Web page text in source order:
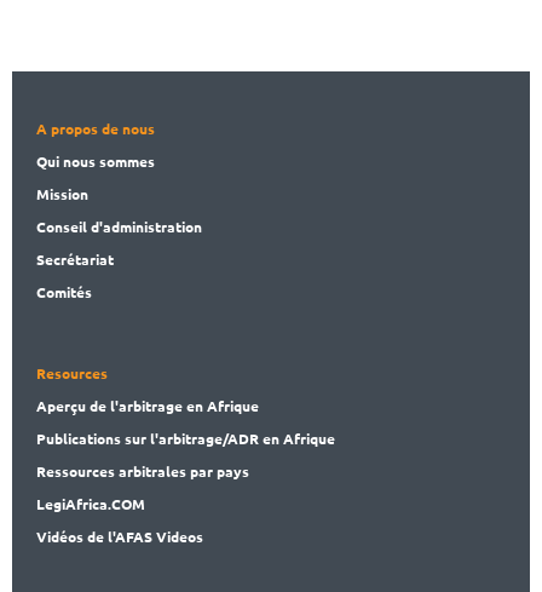
A propos de nous
Qui nous sommes
Mission
Conseil d'administration
Secrétariat
Comités
Resources
Aperçu de l'arbitrage en Afrique
Publicationssur l'arbitrage/ADR en Afrique
Ressources arbitrales par pays
LegiAfrica.COM
Vidéos de l'AFAS Videos